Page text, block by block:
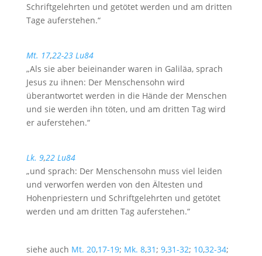
Schriftgelehrten und getötet werden und am dritten
Tage auferstehen.“
Mt. 17,22-23 Lu84
„Als sie aber beieinander waren in Galiläa, sprach
Jesus zu ihnen: Der Menschensohn wird
überantwortet werden in die Hände der Menschen
und sie werden ihn töten, und am dritten Tag wird
er auferstehen.“
Lk. 9,22 Lu84
„und sprach: Der Menschensohn muss viel leiden
und verworfen werden von den Ältesten und
Hohenpriestern und Schriftgelehrten und getötet
werden und am dritten Tag auferstehen.“
siehe auch Mt. 20,17-19; Mk. 8,31; 9,31-32; 10,32-34;